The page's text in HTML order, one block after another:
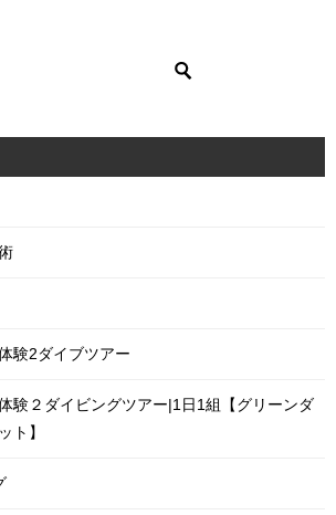
験2ダイブツアー
験２ダイビングツアー|1日1組【グリーンダ
ト】